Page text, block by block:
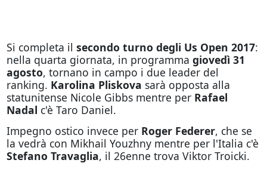
Si completa il secondo turno degli Us Open 2017:
nella quarta giornata, in programma giovedì 31
agosto, tornano in campo i due leader del
ranking. Karolina Pliskova sarà opposta alla
statunitense Nicole Gibbs mentre perRafael
Nadal c'è Taro Daniel.
Impegno ostico invece per Roger Federer, che se
la vedrà con Mikhail Youzhny mentre per l'Italia c'è
Stefano Travaglia, il 26enne trova Viktor Troicki.